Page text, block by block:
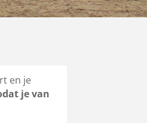
en je
je van